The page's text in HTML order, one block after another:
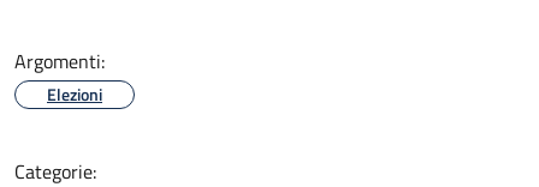
Argomenti:
Elezioni
Categorie: